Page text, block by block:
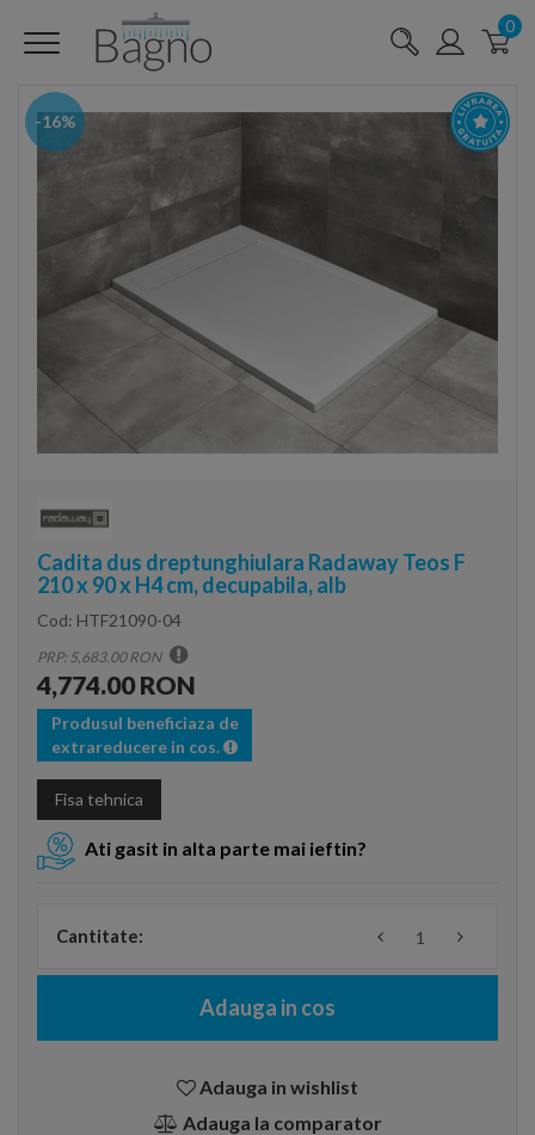
0
-16%
Cadita dus dreptunghiulara Radaway Teos F
210 x 90 x H4 cm, decupabila, alb
Cod: HTF21090-04
PRP: 5,683.00 RON
4,774.00 RON
Produsul beneficiaza de
extrareducere in cos.
Fisa tehnica
Ati gasit in alta parte mai ieftin?
Cantitate:
Adauga in cos
Adauga in wishlist
Adauga la comparator